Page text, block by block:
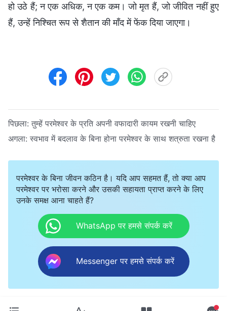
हो उठे हैं; न एक अधिक, न एक कम। जो मृत हैं, जो जीवित नहीं हुए
हैं, उन्हें निश्चित रूप से शैतान की माँद में फेंक दिया जाएगा।
पिछला: तुम्हें परमेश्वर के प्रति अपनी वफादारी कायम रखनी चाहिए
अगला: स्वभाव में बदलाव के बिना होना परमेश्वर के साथ शत्रुता रखना है
परमेश्वर के बिना जीवन कठिन है। यदि आप सहमत हैं, तो क्या आप
परमेश्वर पर भरोसा करने और उसकी सहायता प्राप्त करने के लिए
उनके समक्ष आना चाहते हैं?
WhatsApp पर हमसे संपर्क करें
Messenger पर हमसे संपर्क करें